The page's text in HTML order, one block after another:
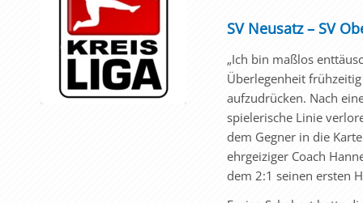
SV Neusatz – SV
„Ich bin maßlos
Überlegenheit
aufzudrücken. Nach
spielerische Linie
dem Gegner in die
ehrgeiziger Coach
dem 2:1 seinen ersten